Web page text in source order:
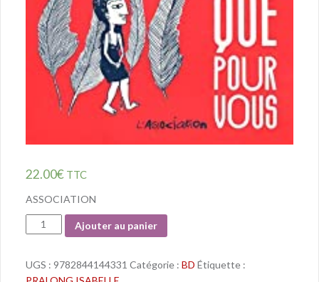
22.00€ TTC
ASSOCIATION
Quantité
Ajouter au panier
UGS : 9782844144331 Catégorie : BD Étiquette :